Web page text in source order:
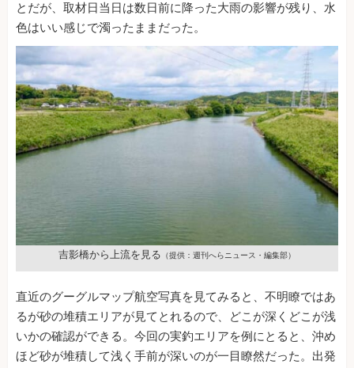
とだが、取材日当日は数日前に降った大雨の影響が残り、水
色はいい感じで濁ったままだった。
吉影橋から上流を見る （提供：週刊へらニュース・編集部）
直近のグーグルマップ航空写真を見てみると、不明瞭ではあ
るが砂の堆積エリアが見てとれるので、どこが深くどこが浅
いかの確認ができる。今回の実釣エリアを例にとると、沖め
ほど砂が堆積して浅く手前が深いのが一目瞭然だった。出発